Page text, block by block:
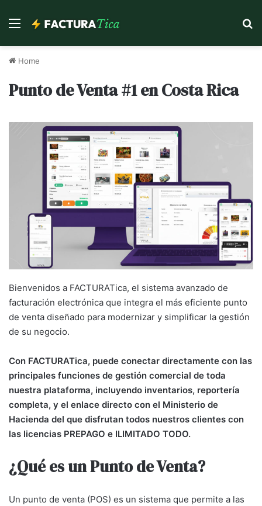
Menu
Home
Punto de Venta #1 en Costa Rica
Bienvenidos a FACTURATica, el sistema avanzado de
facturación electrónica que integra el más eficiente punto
de venta diseñado para modernizar y simplificar la gestión
de su negocio.
Con FACTURATica, puede conectar directamente con las
principales funciones de gestión comercial de toda
nuestra plataforma, incluyendo inventarios, reportería
completa, y el enlace directo con el Ministerio de
Hacienda del que disfrutan todos nuestros clientes con
las licencias PREPAGO e ILIMITADO TODO.
¿Qué es un Punto de Venta?
Un punto de venta (POS) es un sistema que permite a las